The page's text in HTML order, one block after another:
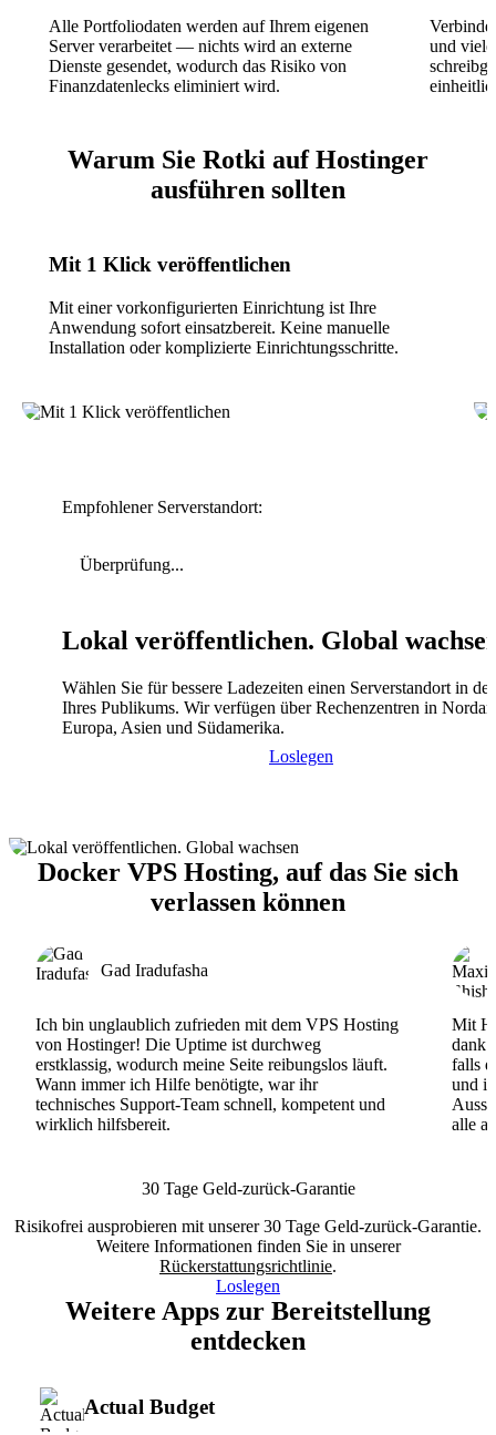
Alle Portfoliodaten werden auf Ihrem eigenen
Server verarbeitet — nichts wird an externe
Dienste gesendet, wodurch das Risiko von
Finanzdatenlecks eliminiert wird.
und
Warum Sie Rotki auf Hostinger
ausführen sollten
Mit 1 Klick veröffentlichen
Mit einer vorkonfigurierten Einrichtung ist Ihre
Anwendung sofort einsatzbereit. Keine manuelle
Installation oder komplizierte Einrichtungsschritte.
Empfohlener Serverstandort:
Überprüfung...
Lokal veröffentlichen. Global
Wählen Sie für bessere Ladezeiten einen Serverstandort in
Ihres Publikums. Wir verfügen über Rechenzentren in
Europa, Asien und Südamerika.
Loslegen
Docker VPS Hosting, auf das Sie sich
verlassen können
Gad Iradufasha
Ich bin unglaublich zufrieden mit dem VPS Hosting
von Hostinger! Die Uptime ist durchweg
erstklassig, wodurch meine Seite reibungslos läuft.
Wann immer ich Hilfe benötigte, war ihr
technisches Support-Team schnell, kompetent und
wirklich hilfsbereit.
Mit
dank
falls
und
alle
30 Tage Geld-zurück-Garantie
Risikofrei ausprobieren mit unserer 30 Tage Geld-zurück-Garantie.
Weitere Informationen finden Sie in unserer
Rückerstattungsrichtlinie.
Loslegen
Weitere Apps zur Bereitstellung
entdecken
Actual Budget